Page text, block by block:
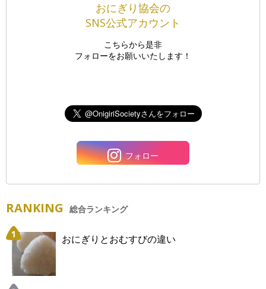
おにぎり協会の
SNS公式アカウント
こちらから是非
フォローをお願いいたします！
フォロー
RANKING 総合ランキング
おにぎりとおむすびの違い